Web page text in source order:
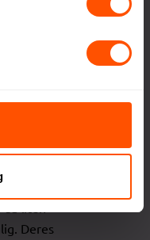
giveren og
og
at
Deres